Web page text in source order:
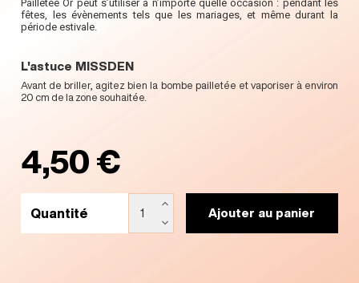
Pailletée Or peut s’utiliser à n’importe quelle occasion : pendant les
fêtes, les évènements tels que les mariages, et même durant la
période estivale.
L'astuce MISSDEN
Avant de briller, agitez bien la bombe pailletée et vaporiser à environ
20 cm de la zone souhaitée.
4,50 €
Quantité Ajouter au panier